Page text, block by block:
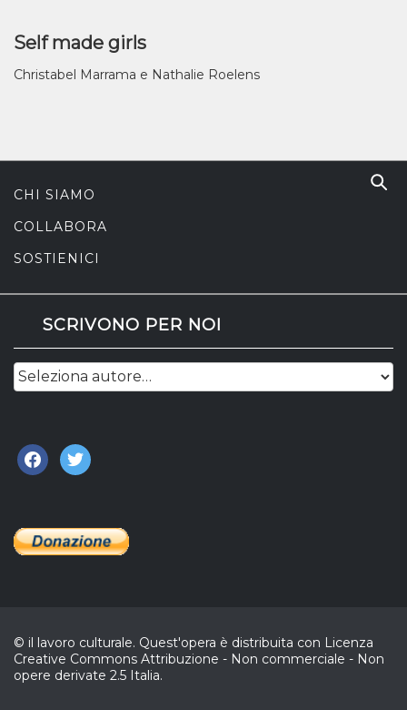
Self made girls
Christabel Marrama e Nathalie Roelens
CHI SIAMO
COLLABORA
SOSTIENICI
SCRIVONO PER NOI
facebook
twitter
© il lavoro culturale. Quest'opera è distribuita con Licenza
Creative Commons Attribuzione - Non commerciale - Non
opere derivate 2.5 Italia.